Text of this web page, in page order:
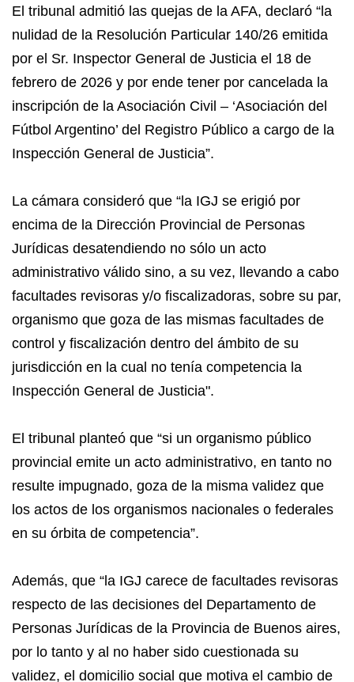
El tribunal admitió las quejas de la AFA, declaró “la
nulidad de la Resolución Particular 140/26 emitida
por el Sr. Inspector General de Justicia el 18 de
febrero de 2026 y por ende tener por cancelada la
inscripción de la Asociación Civil – ‘Asociación del
Fútbol Argentino’ del Registro Público a cargo de la
Inspección General de Justicia”.
La cámara consideró que “la IGJ se erigió por
encima de la Dirección Provincial de Personas
Jurídicas desatendiendo no sólo un acto
administrativo válido sino, a su vez, llevando a cabo
facultades revisoras y/o fiscalizadoras, sobre su par,
organismo que goza de las mismas facultades de
control y fiscalización dentro del ámbito de su
jurisdicción en la cual no tenía competencia la
Inspección General de Justicia".
El tribunal planteó que “si un organismo público
provincial emite un acto administrativo, en tanto no
resulte impugnado, goza de la misma validez que
los actos de los organismos nacionales o federales
en su órbita de competencia”.
Además, que “la IGJ carece de facultades revisoras
respecto de las decisiones del Departamento de
Personas Jurídicas de la Provincia de Buenos aires,
por lo tanto y al no haber sido cuestionada su
validez, el domicilio social que motiva el cambio de